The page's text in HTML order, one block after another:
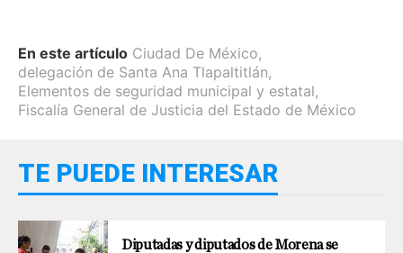
En este artículo Ciudad De México,
delegación de Santa Ana Tlapaltitlán,
Elementos de seguridad municipal y estatal,
Fiscalía General de Justicia del Estado de México
TE PUEDE INTERESAR
Diputadas y diputados de Morena se